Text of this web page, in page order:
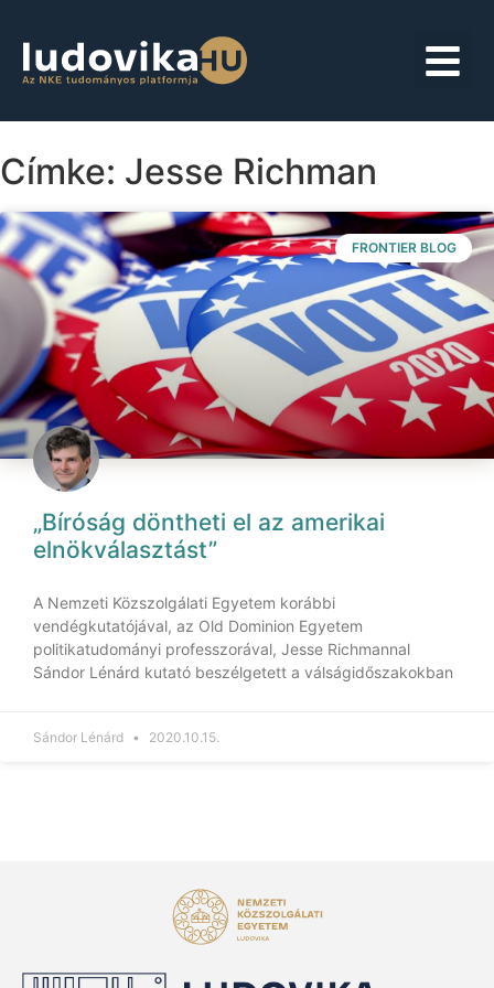
Címke: Jesse Richman
FRONTIER BLOG
„Bíróság döntheti el az amerikai
elnökválasztást”
A Nemzeti Közszolgálati Egyetem korábbi
vendégkutatójával, az Old Dominion Egyetem
politikatudományi professzorával, Jesse Richmannal
Sándor Lénárd kutató beszélgetett a válságidőszakokban
Sándor Lénárd 2020.10.15.